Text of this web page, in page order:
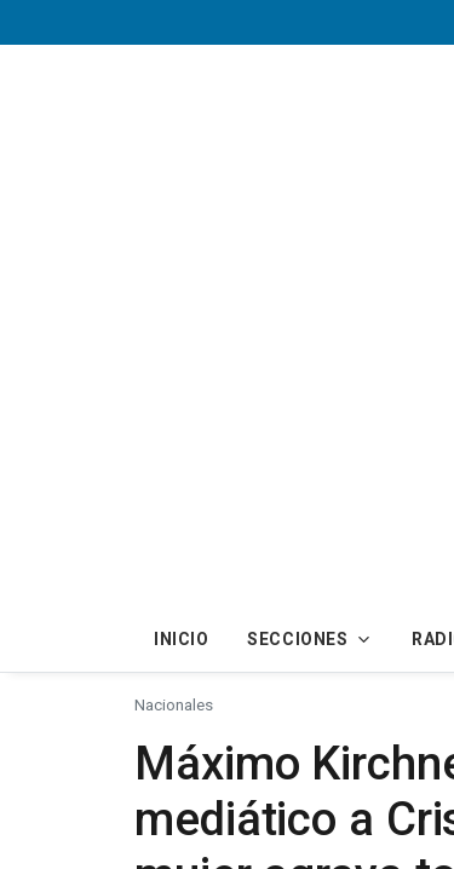
INICIO SECCIONES
Nacionales
Máximo
mediático a